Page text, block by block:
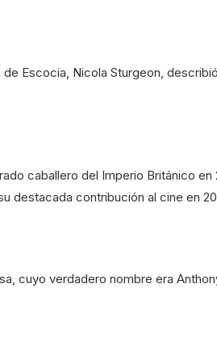
de Escocia, Nicola Sturgeon,
caballero del Imperio Británico
destacada contribución al cine en
cuyo verdadero nombre era